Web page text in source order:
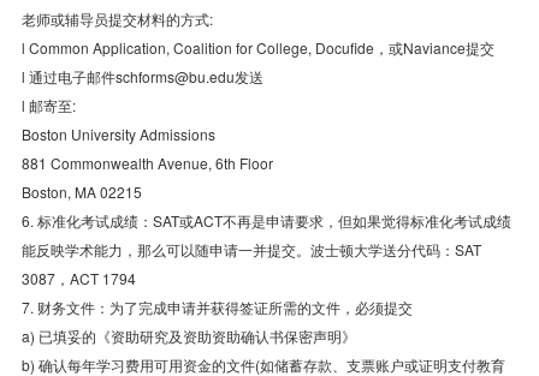
老师或辅导员提交材料的方式:
l Common Application, Coalition for College, Docufide，或Naviance提交
l 通过电子邮件schforms@bu.edu发送
l 邮寄至:
Boston University Admissions
881 Commonwealth Avenue, 6th Floor
Boston, MA 02215
6. 标准化考试成绩：SAT或ACT不再是申请要求，但如果觉得标准化考试成绩
能反映学术能力，那么可以随申请一并提交。波士顿大学送分代码：SAT
3087，ACT 1794
7. 财务文件：为了完成申请并获得签证所需的文件，必须提交
a) 已填妥的《资助研究及资助资助确认书保密声明》
b) 确认每年学习费用可用资金的文件(如储蓄存款、支票账户或证明支付教育